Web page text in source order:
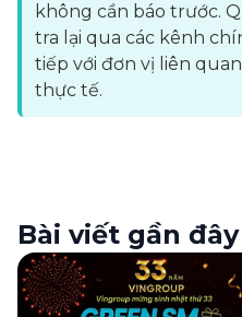
không cần báo trước.
tra lại qua các kênh
tiếp với đơn vị liên
thực tế.
Bài viết gần đây